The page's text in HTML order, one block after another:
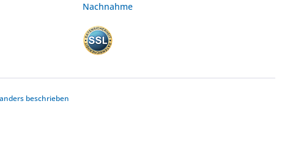
Nachnahme
beschrieben